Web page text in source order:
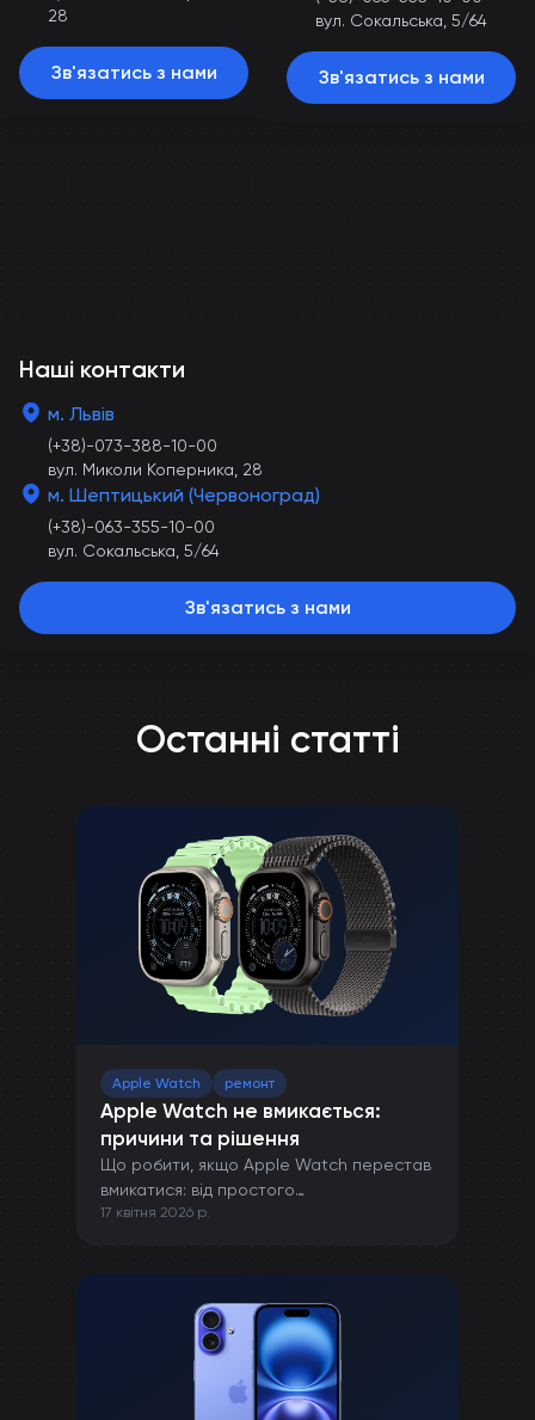
28
Зв'язатись з нами
вул. Сокальська, 5/64
Зв'язатись з нами
Наші контакти
м. Львів
(+38)-073-388-10-00
вул. Миколи Коперника, 28
м. Шептицький (Червоноград)
(+38)-063-355-10-00
вул. Сокальська, 5/64
Зв'язатись з нами
Останні статті
Apple Watch ремонт
Apple Watch не вмикається:
причини та рішення
Що робити, якщо Apple Watch перестав
вмикатися: від простого
перезавантаження до ремонту в сервісі.
17 квітня 2026 р.